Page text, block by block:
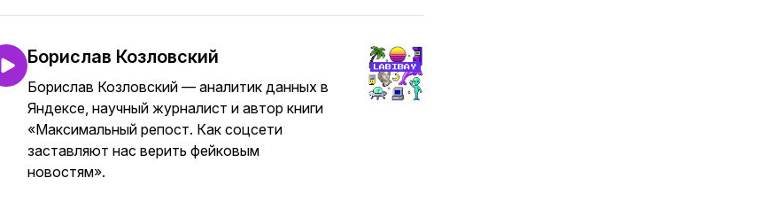
Борислав Козловский
Борислав Козловский — аналитик данных в
Яндексе, научный журналист и автор книги
«Максимальный репост. Как соцсети
заставляют нас верить фейковым
новостям».